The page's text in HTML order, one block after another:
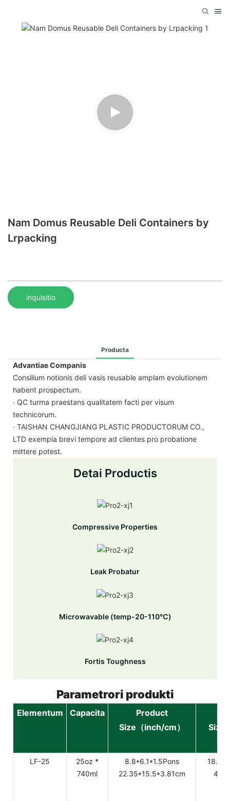
Nam Domus Reusable Deli Containers by
Lrpacking
inquisitio
Producta
Advantiae Companis
Consilium notionis deli vasis reusable amplam evolutionem
habent prospectum.
· QC turma praestans qualitatem facti per visum
technicorum.
· TAISHAN CHANGJIANG PLASTIC PRODUCTORUM CO.,
LTD exempla brevi tempore ad clientes pro probatione
mittere potest.
Detai Productis
Compressive Properties
Leak Probatur
Microwavable (temp-20-110℃)
Fortis Toughness
Parametrori produkti
Elementum Capacita
Product
Size（inch/cm）
Size
LF-25
25oz *
740ml
8.8*6.1*1.5Pons
22.35*15.5*3.81cm